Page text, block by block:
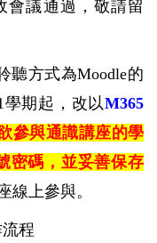
會議通過，敬請留
聽方式為Moodle的
學期起，改以M365
參與通識講座的學
密碼，並妥善保存
線上參與。
程